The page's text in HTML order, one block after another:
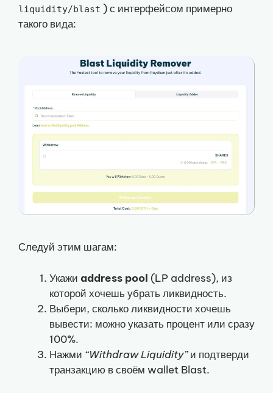
liquidity/blast ) с интерфейсом примерно
такого вида:
Следуй этим шагам:
Укажи address pool (LP address), из
которой хочешь убрать ликвидность.
Выбери, сколько ликвидности хочешь
вывести: можно указать процент или сразу
100%.
Нажми “Withdraw Liquidity”и подтверди
транзакцию в своём wallet Blast.